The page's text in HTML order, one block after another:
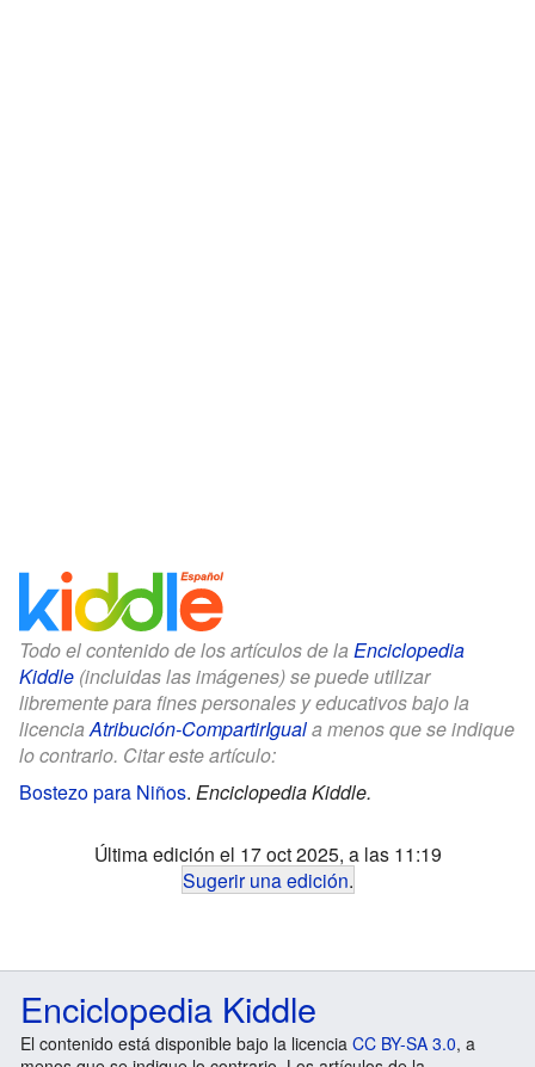
Todo el contenido de los artículos de la Enciclopedia
Kiddle (incluidas las imágenes) se puede utilizar
libremente para fines personales y educativos bajo la
licenciaAtribución-CompartirIguala menos que se indique
lo contrario. Citar este artículo:
Bostezo para Niños. Enciclopedia Kiddle.
Última edición el 17 oct 2025, a las 11:19
Sugerir una edición.
Enciclopedia Kiddle
El contenido está disponible bajo la licencia CC BY-SA 3.0, a